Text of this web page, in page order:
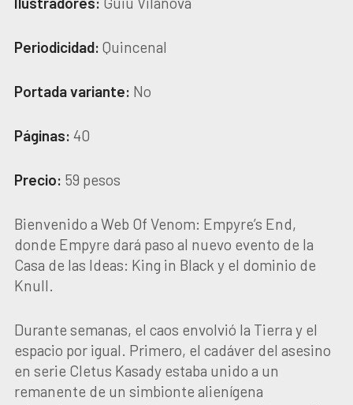
Periodicidad: Quincenal
Portada variante: No
Páginas: 40
Precio: 59 pesos
Bienvenido a Web Of Venom: Empyre’s End,
donde Empyre dará paso al nuevo evento de la
Casa de las Ideas: King in Black y el dominio de
Knull.
Durante semanas, el caos envolvió la Tierra y el
espacio por igual. Primero, el cadáver del asesino
en serie Cletus Kasady estaba unido a un
remanente de un simbionte alienígena